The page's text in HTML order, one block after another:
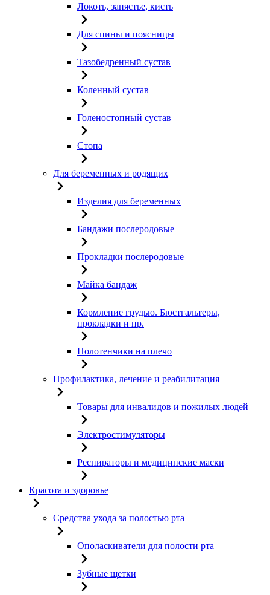
Локоть, запястье, кисть
Для спины и поясницы
Тазобедренный сустав
Коленный сустав
Голеностопный сустав
Стопа
Для беременных и родящих
Изделия для беременных
Бандажи послеродовые
Прокладки послеродовые
Майка бандаж
Кормление грудью. Бюстгальтеры,
прокладки и пр.
Полотенчики на плечо
Профилактика, лечение и реабилитация
Товары для инвалидов и пожилых людей
Электростимуляторы
Респираторы и медицинские маски
Красота и здоровье
Средства ухода за полостью рта
Ополаскиватели для полости рта
Зубные щетки